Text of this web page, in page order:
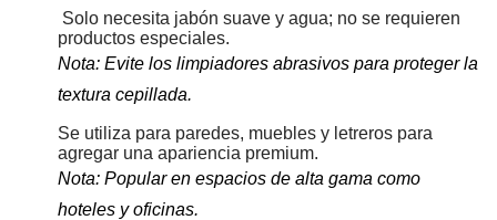
Solo necesita jabón suave y agua; no se requieren
productos especiales.
Nota: Evite los limpiadores abrasivos para proteger la
textura cepillada.
Se utiliza para paredes, muebles y letreros para
agregar una apariencia premium.
Nota: Popular en espacios de alta gama como
hoteles y oficinas.